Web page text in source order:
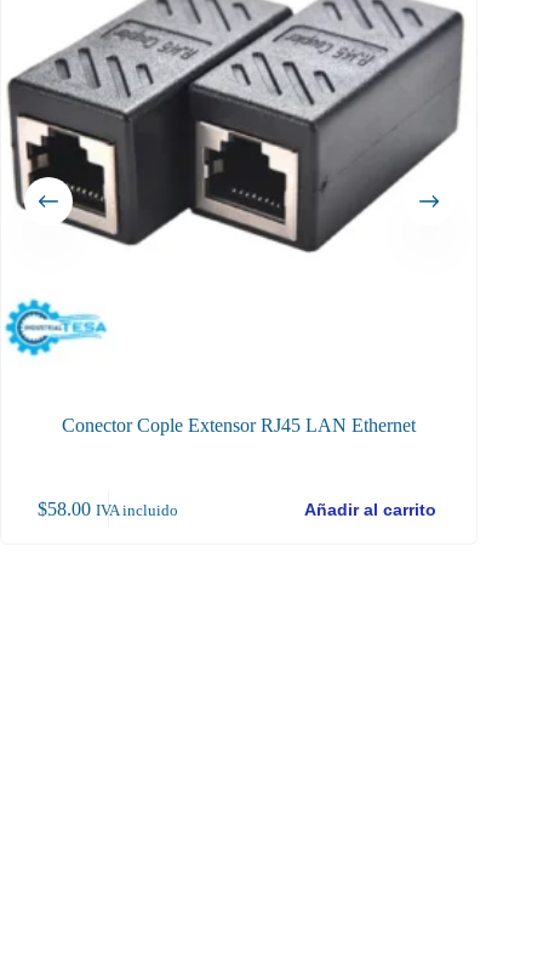
Conector Cople Extensor RJ45 LAN Ethernet
$58.00 IVA incluido Añadir al carrito